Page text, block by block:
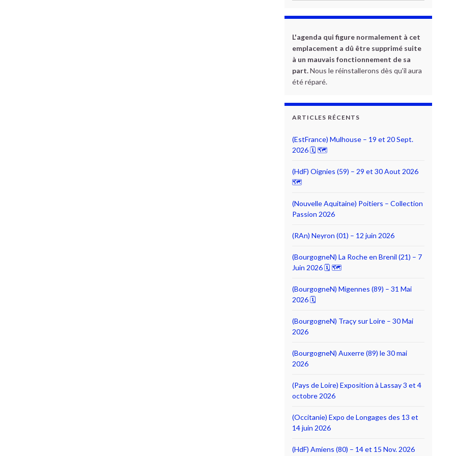
L'agenda qui figure normalement à cet
emplacement a dû être supprimé suite
à un mauvais fonctionnement de sa
part.Nous le réinstallerons dès qu'il aura
été réparé.
ARTICLES RÉCENTS
(EstFrance) Mulhouse – 19 et 20 Sept.
2026 🗓 🗺
(HdF) Oignies (59) – 29 et 30 Aout 2026
🗺
(Nouvelle Aquitaine) Poitiers – Collection
Passion 2026
(RAn) Neyron (01) – 12 juin 2026
(BourgogneN) La Roche en Brenil (21) – 7
Juin 2026 🗓 🗺
(BourgogneN) Migennes (89) – 31 Mai
2026 🗓
(BourgogneN) Traçy sur Loire – 30 Mai
2026
(BourgogneN) Auxerre (89) le 30 mai
2026
(Pays de Loire) Exposition à Lassay 3 et 4
octobre 2026
(Occitanie) Expo de Longages des 13 et
14 juin 2026
(HdF) Amiens (80) – 14 et 15 Nov. 2026